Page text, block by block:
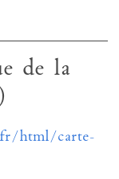
de la
html/carte-